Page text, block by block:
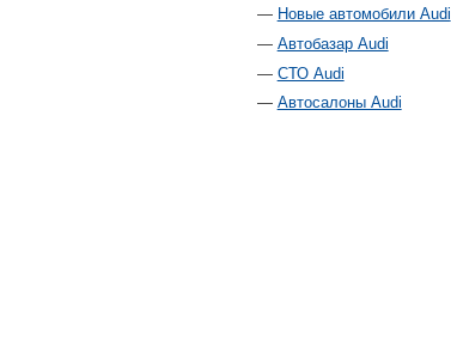
Новые автомобили Audi
Автобазар Audi
СТО Audi
Автосалоны Audi